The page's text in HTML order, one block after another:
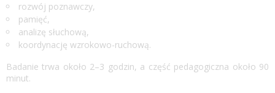
rozwój poznawczy,
pamięć,
analizę słuchową,
koordynację wzrokowo-ruchową.
Badanie trwa około 2–3 godzin, a część pedagogiczna około 90
minut.